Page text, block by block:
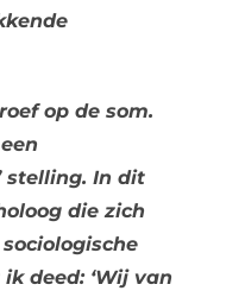
op de som.
stelling. In dit
die zich
deed: ‘Wij van